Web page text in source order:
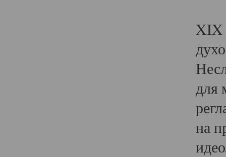
XIX
для
на